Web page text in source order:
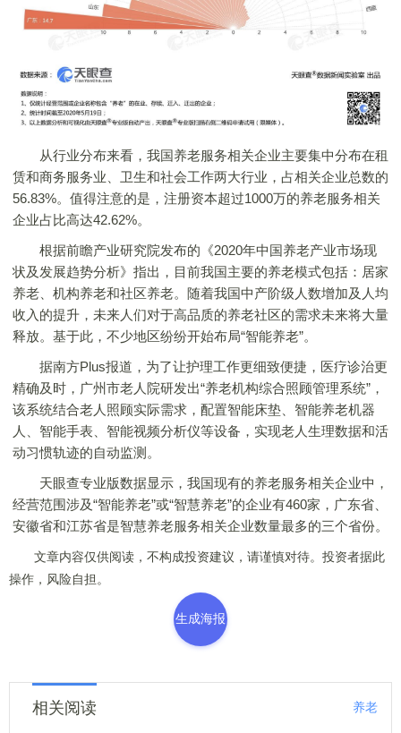
从行业分布来看，我国养老服务相关企业主要集中分布在租
赁和商务服务业、卫生和社会工作两大行业，占相关企业总数的
56.83%。值得注意的是，注册资本超过1000万的养老服务相关
企业占比高达42.62%。
根据前瞻产业研究院发布的《2020年中国养老产业市场现
状及发展趋势分析》指出，目前我国主要的养老模式包括：居家
养老、机构养老和社区养老。随着我国中产阶级人数增加及人均
收入的提升，未来人们对于高品质的养老社区的需求未来将大量
释放。基于此，不少地区纷纷开始布局“智能养老”。
据南方Plus报道，为了让护理工作更细致便捷，医疗诊治更
精确及时，广州市老人院研发出“养老机构综合照顾管理系统”，
该系统结合老人照顾实际需求，配置智能床垫、智能养老机器
人、智能手表、智能视频分析仪等设备，实现老人生理数据和活
动习惯轨迹的自动监测。
天眼查专业版数据显示，我国现有的养老服务相关企业中，
经营范围涉及“智能养老”或“智慧养老”的企业有460家，广东省、
安徽省和江苏省是智慧养老服务相关企业数量最多的三个省份。
文章内容仅供阅读，不构成投资建议，请谨慎对待。投资者据此
操作，风险自担。
生成海报
相关阅读 养老